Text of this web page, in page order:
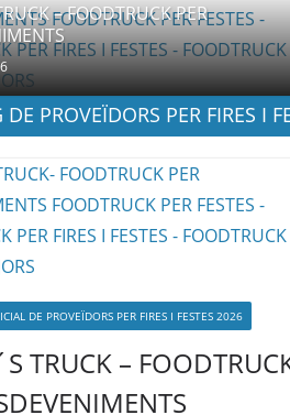
– FOODTRUCK PER
DE PROVEÏDORS PER FIRES I
DE PROVEÏDORS PER FIRES I FESTES 2026
TRUCK –